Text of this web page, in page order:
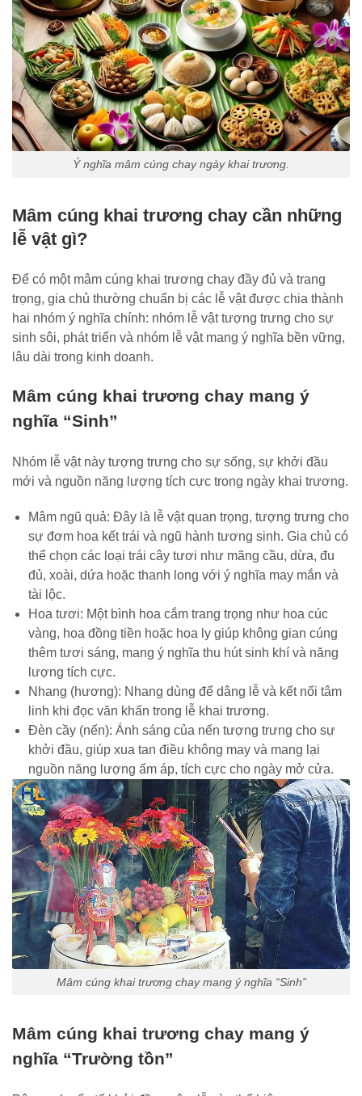
Ý nghĩa mâm cúng chay ngày khai trương.
Mâm cúng khai trương chay cần những
lễ vật gì?
Để có một mâm cúng khai trương chay đầy đủ và trang
trọng, gia chủ thường chuẩn bị các lễ vật được chia thành
hai nhóm ý nghĩa chính: nhóm lễ vật tượng trưng cho sự
sinh sôi, phát triển và nhóm lễ vật mang ý nghĩa bền vững,
lâu dài trong kinh doanh.
Mâm cúng khai trương chay mang ý
nghĩa “Sinh”
Nhóm lễ vật này tượng trưng cho sự sống, sự khởi đầu
mới và nguồn năng lượng tích cực trong ngày khai trương.
Mâm ngũ quả: Đây là lễ vật quan trọng, tượng trưng cho
sự đơm hoa kết trái và ngũ hành tương sinh. Gia chủ có
thể chọn các loại trái cây tươi như mãng cầu, dừa, đu
đủ, xoài, dứa hoặc thanh long với ý nghĩa may mắn và
tài lộc.
Hoa tươi: Một bình hoa cắm trang trọng như hoa cúc
vàng, hoa đồng tiền hoặc hoa ly giúp không gian cúng
thêm tươi sáng, mang ý nghĩa thu hút sinh khí và năng
lượng tích cực.
Nhang (hương): Nhang dùng để dâng lễ và kết nối tâm
linh khi đọc văn khấn trong lễ khai trương.
Đèn cầy (nến): Ánh sáng của nến tượng trưng cho sự
khởi đầu, giúp xua tan điều không may và mang lại
nguồn năng lượng ấm áp, tích cực cho ngày mở cửa.
Mâm cúng khai trương chay mang ý nghĩa “Sinh”
Mâm cúng khai trương chay mang ý
nghĩa “Trường tồn”